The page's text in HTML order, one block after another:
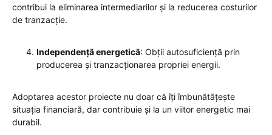
contribui la eliminarea intermediarilor și la reducerea costurilor
de tranzacție.
Independență energetică: Obții autosuficiență prin
producerea și tranzacționarea propriei energii.
Adoptarea acestor proiecte nu doar că îți îmbunătățește
situația financiară, dar contribuie și la un viitor energetic mai
durabil.